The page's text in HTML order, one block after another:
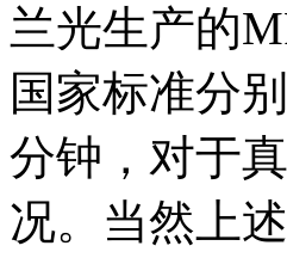
兰光生产的
国家标准分
分钟，对于
况。当然上